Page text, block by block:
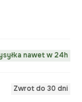
nawet w 24h
Zwrot do 30 dni